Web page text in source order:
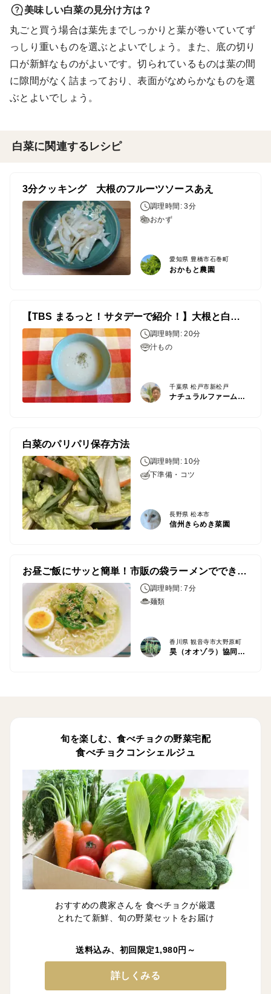
美味しい白菜の見分け方は？
丸ごと買う場合は葉先までしっかりと葉が巻いていてず
っしり重いものを選ぶとよいでしょう。また、底の切り
口が新鮮なものがよいです。切られているものは葉の間
に隙間がなく詰まっており、表面がなめらかなものを選
ぶとよいでしょう。
白菜に関連するレシピ
3分クッキング 大根のフルーツソースあえ
調理時間: 3分
おかず
愛知県 豊橋市石巻町
おかもと農園
【TBS まるっと！サタデーで紹介！】大根と白菜のポタージュ
調理時間: 20分
汁もの
千葉県 松戸市新松戸
ナチュラルファーム高橋農園
白菜のパリパリ保存方法
調理時間: 10分
下準備・コツ
長野県 松本市
信州きらめき菜園
お昼ご飯にサッと簡単！市販の袋ラーメンでできるロメインレタス塩ラーメン
調理時間: 7分
麺類
香川県 観音寺市大野原町
昊（オオゾラ）協同組合
旬を楽しむ、食べチョクの野菜宅配
食べチョクコンシェルジュ
おすすめの農家さんを 食べチョクが厳選
とれたて新鮮、旬の野菜セットをお届け
送料込み、初回限定1,980円～
詳しくみる